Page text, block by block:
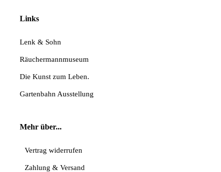
Links
Lenk & Sohn
Räuchermannmuseum
Die Kunst zum Leben.
Gartenbahn Ausstellung
Mehr über...
Vertrag widerrufen
Zahlung & Versand